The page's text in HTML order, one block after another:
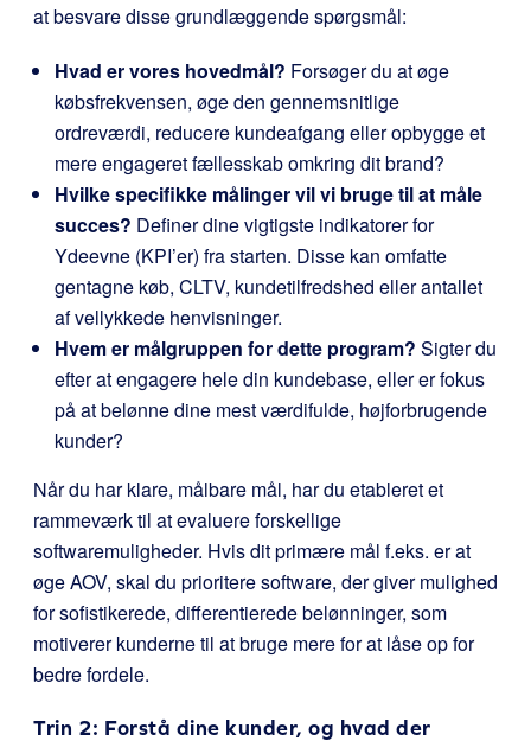
at besvare disse grundlæggende spørgsmål:
Hvad er vores hovedmål? Forsøger du at øge
købsfrekvensen, øge den gennemsnitlige
ordreværdi, reducere kundeafgang eller opbygge et
mere engageret fællesskab omkring dit brand?
Hvilke specifikke målinger vil vi bruge til at måle
succes? Definer dine vigtigste indikatorer for
Ydeevne (KPI’er) fra starten. Disse kan omfatte
gentagne køb, CLTV, kundetilfredshed eller antallet
af vellykkede henvisninger.
Hvem er målgruppen for dette program? Sigter du
efter at engagere hele din kundebase, eller er fokus
på at belønne dine mest værdifulde, højforbrugende
kunder?
Når du har klare, målbare mål, har du etableret et
rammeværk til at evaluere forskellige
softwaremuligheder. Hvis dit primære mål f.eks. er at
øge AOV, skal du prioritere software, der giver mulighed
for sofistikerede, differentierede belønninger, som
motiverer kunderne til at bruge mere for at låse op for
bedre fordele.
Trin 2: Forstå dine kunder, og hvad der